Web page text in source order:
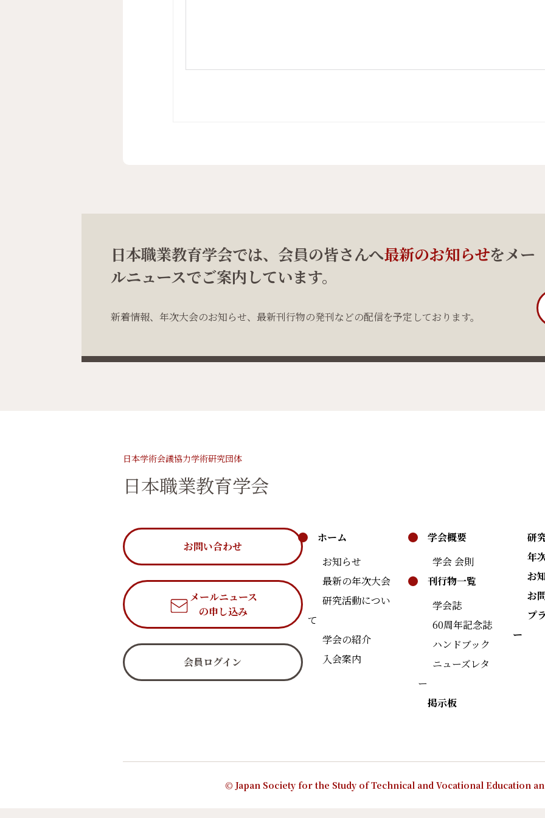
日本職業教育学会では、会員の皆さんへ最新のお知らせをメー
ルニュースでご案内しています。
新着情報、年次大会のお知らせ、最新刊行物の発刊などの配信を予定しております。
日本学術会議協力学術研究団体
日本職業教育学会
お問い合わせ
メールニュース
の申し込み
会員ログイン
ホーム
お知らせ
最新の年次大会
研究活動につい
て
学会の紹介
入会案内
学会概要
学会 会則
刊行物一覧
学会誌
60周年記念誌
ハンドブック
ニューズレタ
ー
掲示板
研
年
お
お
プ
ー
© Japan Society for the Study of Technical and Vocational Education